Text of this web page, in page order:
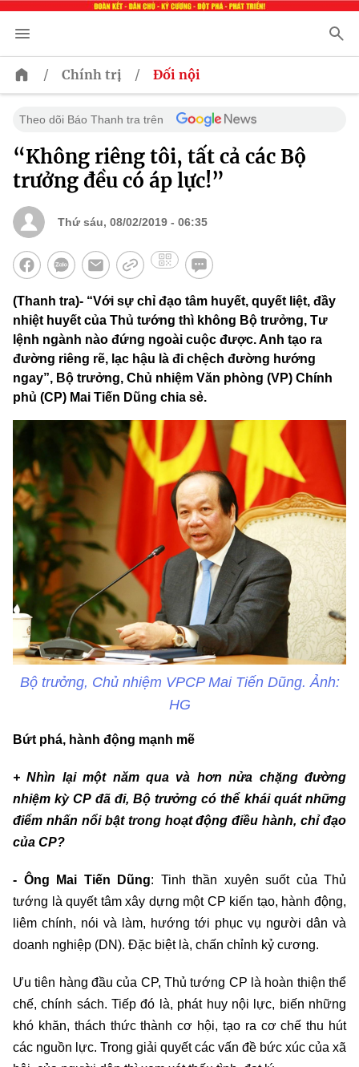
/ Chính trị / Đối nội
Theo dõi Báo Thanh tra trên
“Không riêng tôi, tất cả các Bộ
trưởng đều có áp lực!”
Thứ sáu, 08/02/2019 - 06:35
(Thanh tra)- “Với sự chỉ đạo tâm huyết, quyết liệt, đầy
nhiệt huyết của Thủ tướng thì không Bộ trưởng, Tư
lệnh ngành nào đứng ngoài cuộc được. Anh tạo ra
đường riêng rẽ, lạc hậu là đi chệch đường hướng
ngay”, Bộ trưởng, Chủ nhiệm Văn phòng (VP) Chính
phủ (CP) Mai Tiến Dũng chia sẻ.
Bộ trưởng, Chủ nhiệm VPCP Mai Tiến Dũng. Ảnh:
HG
Bứt phá, hành động mạnh mẽ
+ Nhìn lại một năm qua và hơn nửa chặng đường
nhiệm kỳ CP đã đi, Bộ trưởng có thể khái quát những
điểm nhấn nổi bật trong hoạt động điều hành, chỉ đạo
của CP?
- Ông Mai Tiến Dũng: Tinh thần xuyên suốt của Thủ
tướng là quyết tâm xây dựng một CP kiến tạo, hành động,
liêm chính, nói và làm, hướng tới phục vụ người dân và
doanh nghiệp (DN). Đặc biệt là, chấn chỉnh kỷ cương.
Ưu tiên hàng đầu của CP, Thủ tướng CP là hoàn thiện thể
chế, chính sách. Tiếp đó là, phát huy nội lực, biến những
khó khăn, thách thức thành cơ hội, tạo ra cơ chế thu hút
các nguồn lực. Trong giải quyết các vấn đề bức xúc của xã